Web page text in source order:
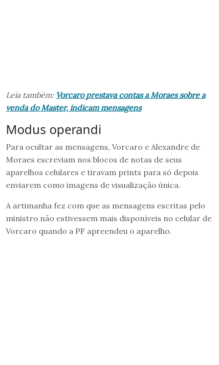
Leia também: Vorcaro prestava contas a Moraes sobre a
venda do Master, indicam mensagens
Modus operandi
Para ocultar as mensagens, Vorcaro e Alexandre de
Moraes escreviam nos blocos de notas de seus
aparelhos celulares e tiravam prints para só depois
enviarem como imagens de visualização única.
A artimanha fez com que as mensagens escritas pelo
ministro não estivessem mais disponíveis no celular de
Vorcaro quando a PF apreendeu o aparelho.